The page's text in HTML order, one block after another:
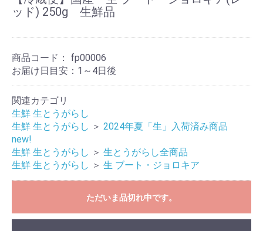
ッド) 250g 生鮮品
商品コード： fp00006
お届け日目安：1～4日後
関連カテゴリ
生鮮 生とうがらし
生鮮 生とうがらし ＞ 2024年夏「生」入荷済み商品
new!
生鮮 生とうがらし ＞ 生とうがらし全商品
生鮮 生とうがらし ＞ 生 ブート・ジョロキア
ただいま品切れ中です。